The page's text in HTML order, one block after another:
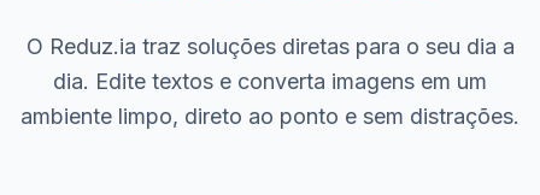
O Reduz.ia traz soluções diretas para o seu dia a
dia. Edite textos e converta imagens em um
ambiente limpo, direto ao ponto e sem distrações.